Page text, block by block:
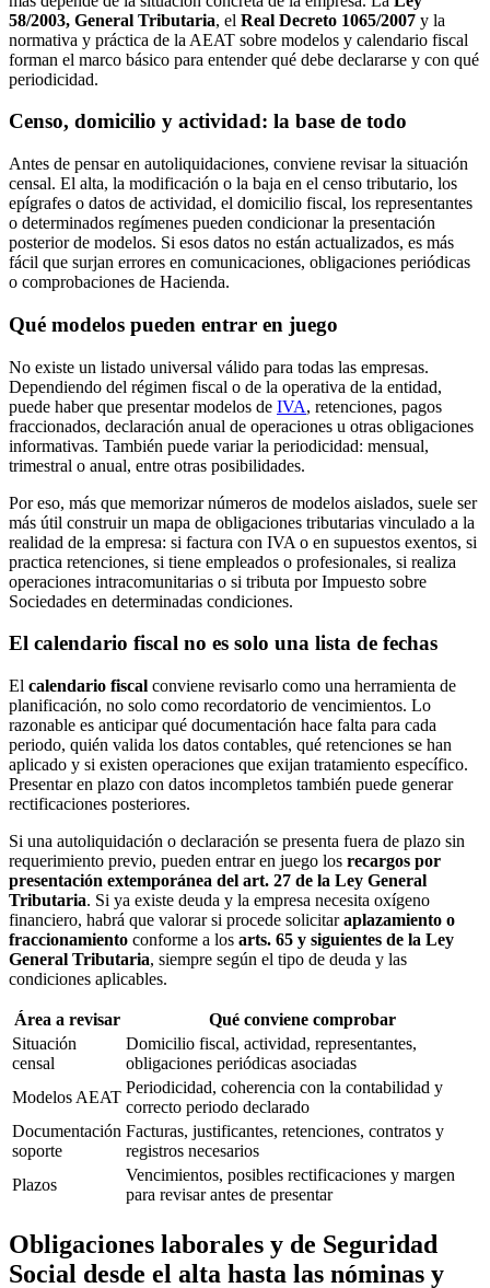
58/2003, General Tributaria, el Real Decreto 1065/2007 y la
normativa y práctica de la AEAT sobre modelos y calendario fiscal
forman el marco básico para entender qué debe declararse y con qué
periodicidad.
Censo, domicilio y actividad: la base de todo
Antes de pensar en autoliquidaciones, conviene revisar la situación
censal. El alta, la modificación o la baja en el censo tributario, los
epígrafes o datos de actividad, el domicilio fiscal, los representantes
o determinados regímenes pueden condicionar la presentación
posterior de modelos. Si esos datos no están actualizados, es más
fácil que surjan errores en comunicaciones, obligaciones periódicas
o comprobaciones de Hacienda.
Qué modelos pueden entrar en juego
No existe un listado universal válido para todas las empresas.
Dependiendo del régimen fiscal o de la operativa de la entidad,
puede haber que presentar modelos de IVA, retenciones, pagos
fraccionados, declaración anual de operaciones u otras obligaciones
informativas. También puede variar la periodicidad: mensual,
trimestral o anual, entre otras posibilidades.
Por eso, más que memorizar números de modelos aislados, suele ser
más útil construir un mapa de obligaciones tributarias vinculado a la
realidad de la empresa: si factura con IVA o en supuestos exentos, si
practica retenciones, si tiene empleados o profesionales, si realiza
operaciones intracomunitarias o si tributa por Impuesto sobre
Sociedades en determinadas condiciones.
El calendario fiscal no es solo una lista de fechas
El calendario fiscal conviene revisarlo como una herramienta de
planificación, no solo como recordatorio de vencimientos. Lo
razonable es anticipar qué documentación hace falta para cada
periodo, quién valida los datos contables, qué retenciones se han
aplicado y si existen operaciones que exijan tratamiento específico.
Presentar en plazo con datos incompletos también puede generar
rectificaciones posteriores.
Si una autoliquidación o declaración se presenta fuera de plazo sin
requerimiento previo, pueden entrar en juego los recargos por
presentación extemporánea del art. 27 de la Ley General
Tributaria. Si ya existe deuda y la empresa necesita oxígeno
financiero, habrá que valorar si procede solicitaraplazamiento o
fraccionamiento conforme a los arts. 65 y siguientes de la Ley
General Tributaria, siempre según el tipo de deuda y las
condiciones aplicables.
Área a revisar
Qué conviene comprobar
Situación
censal
Domicilio fiscal, actividad, representantes,
obligaciones periódicas asociadas
Modelos AEAT
Periodicidad, coherencia con la contabilidad y
correcto periodo declarado
Documentación
soporte
Facturas, justificantes, retenciones, contratos y
registros necesarios
Plazos
Vencimientos, posibles rectificaciones y margen
para revisar antes de presentar
Obligaciones laborales y de Seguridad
Social desde el alta hasta las nóminas y